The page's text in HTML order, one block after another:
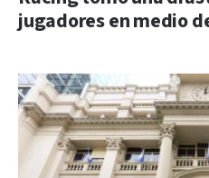
jugadores en medio